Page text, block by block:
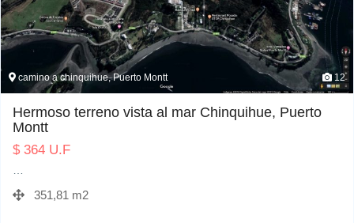
camino a chinquihue, Puerto Montt 12
Hermoso terreno vista al mar Chinquihue, Puerto
Montt
$ 364 U.F
…
351,81 m2